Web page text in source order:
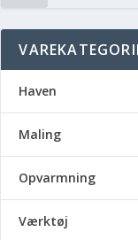
Haven
Maling
Opvarmning
Værktøj